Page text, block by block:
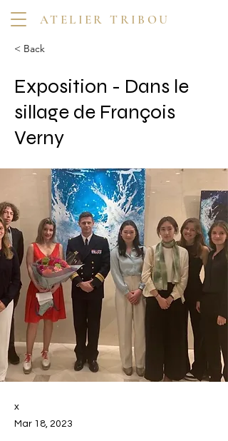
ATELIER TRIBOU
< Back
Exposition - Dans le
sillage de François
Verny
x
Mar 18, 2023